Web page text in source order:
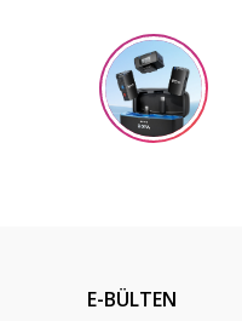
Ürün resmi
Ürün
E-BÜLTEN